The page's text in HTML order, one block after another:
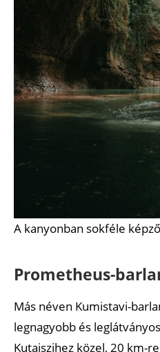
A kanyonban sokféle
Prometheus-
Más néven Kumistavi-
legnagyobb és
Kutaiszihez közel, 20 km-